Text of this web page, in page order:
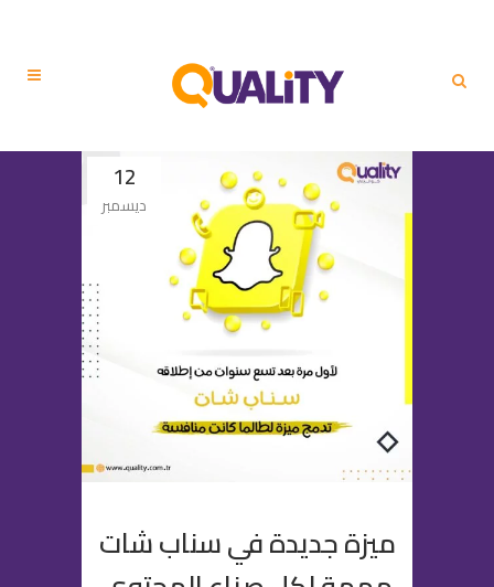
12
ديسمبر
ميزة جديدة في سناب شات